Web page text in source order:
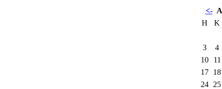
<-
H
K
3
4
10
11
17 18
24 25